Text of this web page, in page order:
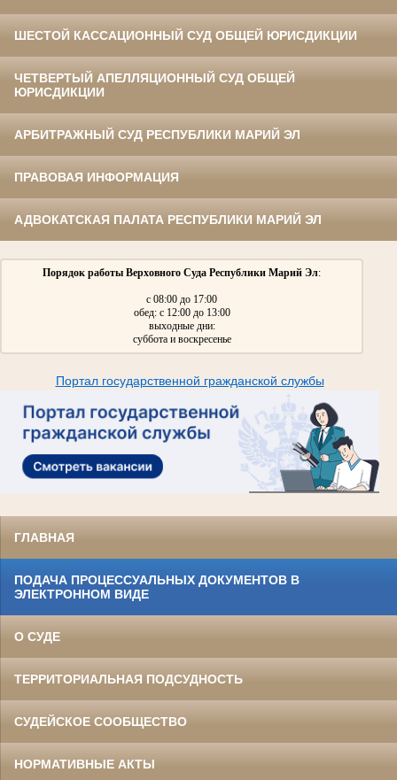
ШЕСТОЙ КАССАЦИОННЫЙ СУД ОБЩЕЙ ЮРИСДИКЦИИ
ЧЕТВЕРТЫЙ АПЕЛЛЯЦИОННЫЙ СУД ОБЩЕЙ
ЮРИСДИКЦИИ
АРБИТРАЖНЫЙ СУД РЕСПУБЛИКИ МАРИЙ ЭЛ
ПРАВОВАЯ ИНФОРМАЦИЯ
АДВОКАТСКАЯ ПАЛАТА РЕСПУБЛИКИ МАРИЙ ЭЛ
Порядок работы Верховного Суда Республики Марий Эл:
с 08:00 до 17:00
обед: с 12:00 до 13:00
выходные дни:
суббота и воскресенье
Портал государственной гражданской службы
ГЛАВНАЯ
ПОДАЧА ПРОЦЕССУАЛЬНЫХ ДОКУМЕНТОВ В
ЭЛЕКТРОННОМ ВИДЕ
О СУДЕ
ТЕРРИТОРИАЛЬНАЯ ПОДСУДНОСТЬ
СУДЕЙСКОЕ СООБЩЕСТВО
НОРМАТИВНЫЕ АКТЫ